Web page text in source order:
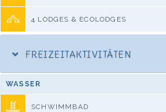
4 LODGES & ECOLODGES
FREIZEITAKTIVITÄTEN
WASSER
SCHWIMMBAD